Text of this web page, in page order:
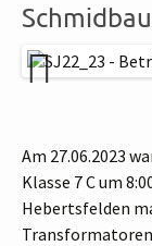
Am 27.06.2023
Klasse 7 C um
Hebertsfelden